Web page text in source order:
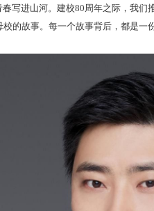
写进山河。建校80周年之际，我
的故事。每一个故事背后，都是